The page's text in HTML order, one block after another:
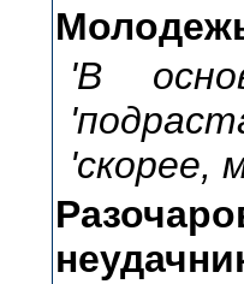
'В
'скорее,